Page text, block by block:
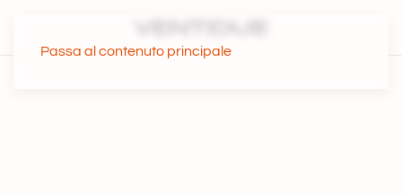
Passa al contenuto principale